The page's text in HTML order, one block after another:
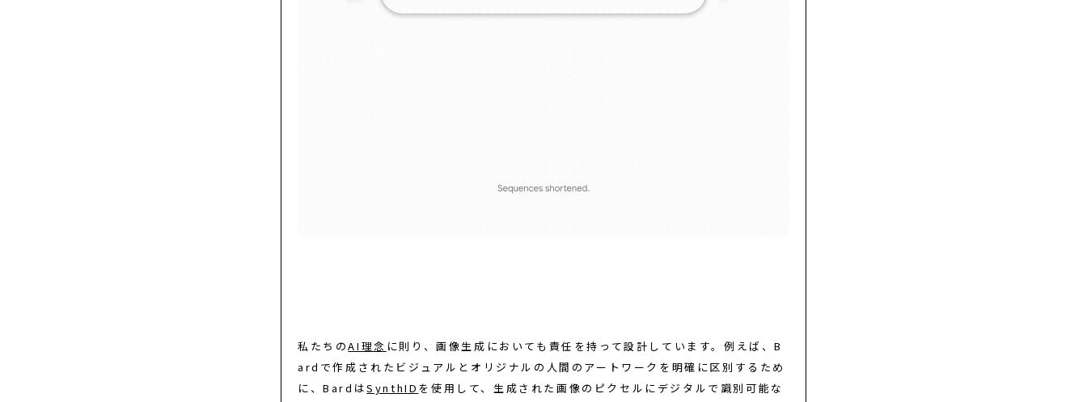
私たちのAI理念 に則り、画像生成においても責任を持って設計しています。例えば、B
ardで作成されたビジュアルとオリジナルの人間のアートワークを明確に区別するため
に、BardはSynthID を使用して、生成された画像のピクセルにデジタルで識別可能な